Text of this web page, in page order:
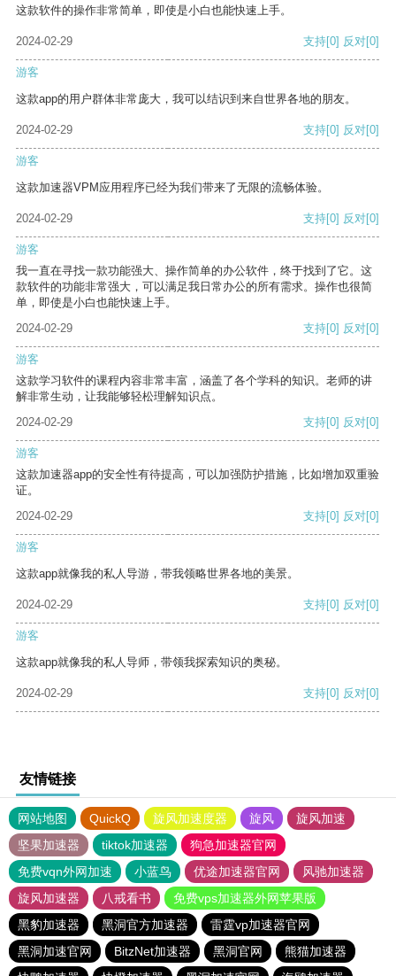
这款软件的操作非常简单，即使是小白也能快速上手。
2024-02-29 支持[0] 反对[0]
游客
这款app的用户群体非常庞大，我可以结识到来自世界各地的朋友。
2024-02-29 支持[0] 反对[0]
游客
这款加速器VPM应用程序已经为我们带来了无限的流畅体验。
2024-02-29 支持[0] 反对[0]
游客
我一直在寻找一款功能强大、操作简单的办公软件，终于找到了它。这
款软件的功能非常强大，可以满足我日常办公的所有需求。操作也很简
单，即使是小白也能快速上手。
2024-02-29
支持[0] 反对[0]
游客
这款学习软件的课程内容非常丰富，涵盖了各个学科的知识。老师的讲
解非常生动，让我能够轻松理解知识点。
2024-02-29
支持[0] 反对[0]
游客
这款加速器app的安全性有待提高，可以加强防护措施，比如增加双重验
证。
2024-02-29
支持[0] 反对[0]
游客
这款app就像我的私人导游，带我领略世界各地的美景。
2024-02-29 支持[0] 反对[0]
游客
这款app就像我的私人导师，带领我探索知识的奥秘。
2024-02-29 支持[0] 反对[0]
友情链接
网站地图 QuickQ 旋风加速度器 旋风
旋风加速
坚果加速器
tiktok加速器
狗急加速器官网
免费vqn外网加速
小蓝鸟 优途加速器官网
风驰加速器
旋风加速器
八戒看书
免费vps加速器外网苹果版
黑豹加速器
黑洞官方加速器
雷霆vp加速器官网
黑洞加速官网
BitzNet加速器 黑洞官网
熊猫加速器